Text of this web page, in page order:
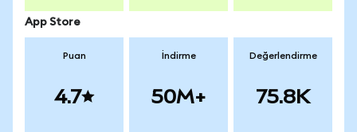
App Store
Puan
4.7
İndirme
50M+
Değerlendirme
75.8K